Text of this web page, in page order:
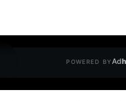
POWERED BYAd